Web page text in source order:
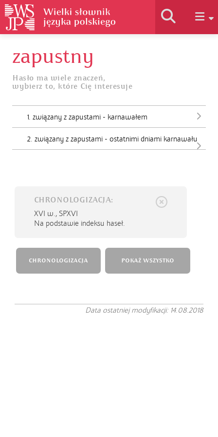
Historia słownika
Jak korzystać
Podstawy naukowe
zapustny
Hasło ma wiele znaczeń,
wybierz to, które Cię interesuje
1. związany z zapustami - karnawałem
2. związany z zapustami - ostatnimi dniami karnawału
CHRONOLOGIZACJA:
XVI w., SPXVI
Na podstawie indeksu haseł.
CHRONOLOGIZACJA POKAŻ WSZYSTKO
Data ostatniej modyfikacji: 14.08.2018